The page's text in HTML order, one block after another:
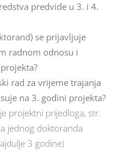
predvide u 3. i 4.
se prijavljuje
radnom odnosu i
rad za vrijeme trajanja
na 3. godini projekta?
projektni prijedloga, str.
jednog doktoranda
3 godine)